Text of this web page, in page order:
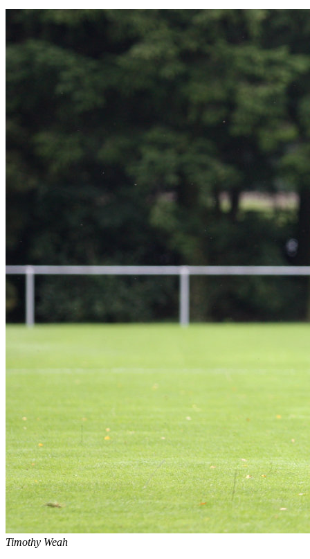
Timothy Weah